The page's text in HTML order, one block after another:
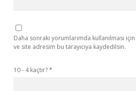
Daha sonraki yorumlarımda kullanılması
ve site adresim bu tarayıcıya kaydedilsin.
10 - 4 kaçtır?*